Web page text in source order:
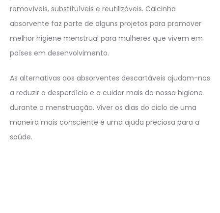
removíveis, substituíveis e reutilizáveis. Calcinha
absorvente faz parte de alguns projetos para promover
melhor higiene menstrual para mulheres que vivem em
países em desenvolvimento.
As alternativas aos absorventes descartáveis ajudam-nos
a reduzir o desperdício e a cuidar mais da nossa higiene
durante a menstruação. Viver os dias do ciclo de uma
maneira mais consciente é uma ajuda preciosa para a
saúde.